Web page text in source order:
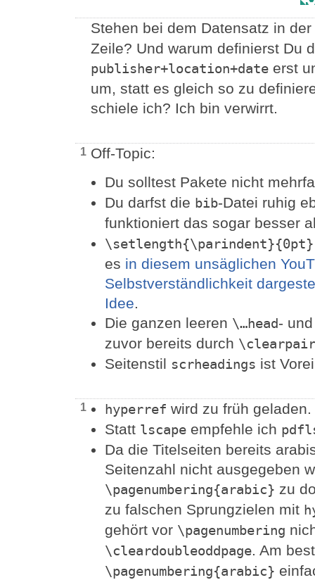
Stehen bei dem Datensatz in der
Zeile? Und warum definierst Du
publisher+location+date erst
um, statt es gleich so zu
schiele ich? Ich bin verwirrt.
1 Off-Topic:
Du solltest Pakete nicht
Du darfst die bib-Datei ruhig
funktioniert das sogar besser
\setlength{\parindent}{0pt}
es in diesem unsäglichen
Selbstverständlichkeit
Idee.
Die ganzen leeren \…head-
zuvor bereits durch
Seitenstil scrheadings ist
1 hyperref wird zu früh geladen.
Statt lscape empfehle ich
Da die Titelseiten bereits
Seitenzahl nicht ausgegeben
\pagenumbering{arabic} zu
zu falschen Sprungzielen mit
gehört vor \pagenumbering
\cleardoubleoddpage. Am
\pagenumbering{arabic}